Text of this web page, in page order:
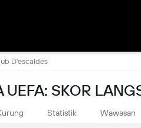
D'escaldes
UEFA: SKOR
Statistik Wawasan